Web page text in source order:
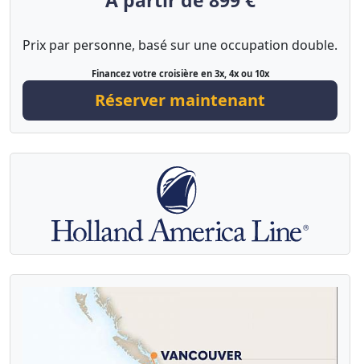
Prix par personne, basé sur une occupation double.
Financez votre croisière en 3x, 4x ou 10x
Réserver maintenant